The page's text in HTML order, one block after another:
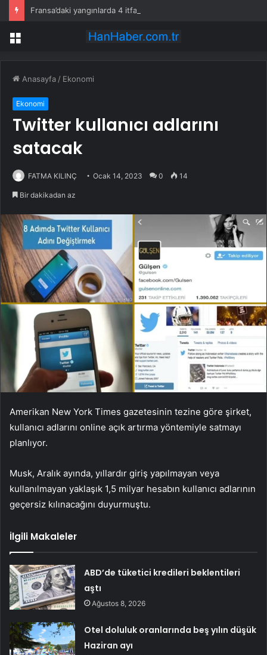
Fransa’daki yangınlarda 4 itfaiye eri hayatını kaybetti
Menü
Anasayfa / Ekonomi
Ekonomi
Twitter kullanıcı adlarını
satacak
FATMA KILINÇ Ocak 14, 2023 0 14
Bir dakikadan az
Amerikan New York Times gazetesinin tezine göre şirket,
kullanıcı adlarını online açık artırma yöntemiyle satmayı
planlıyor.
Musk, Aralık ayında, yıllardır giriş yapılmayan veya
kullanılmayan yaklaşık 1,5 milyar hesabın kullanıcı adlarının
geçersiz kılınacağını duyurmuştu.
İlgili Makaleler
ABD’de tüketici kredileri beklentileri
aştı
Ağustos 8, 2026
Otel doluluk oranlarında beş yılın düşük
Haziran ayı